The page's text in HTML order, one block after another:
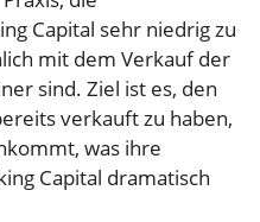
Capital sehr niedrig zu
mit dem Verkauf der
sind. Ziel ist es, den
verkauft zu haben,
was ihre
Capital dramatisch